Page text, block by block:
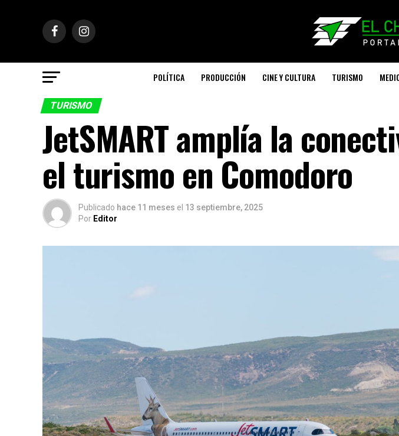
POLÍTICA PRODUCCIÓN CINE Y CULTURA TURISMO
TURISMO
JetSMART amplía la
el turismo en Comodoro
Publicado hace 11 meses el 13 septiembre, 2025
Por Editor